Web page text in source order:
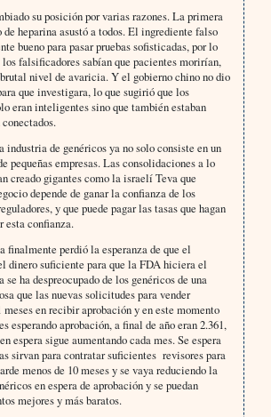
su posición por varias razones. La primera
de heparina asustó a todos. El ingrediente falso
bueno para pasar pruebas sofisticadas, por lo
falsificadores sabían que pacientes morirían,
nivel de avaricia. Y el gobierno chino no dio
que investigara, lo que sugirió que los
eran inteligentes sino que también estaban
industria de genéricos ya no solo consiste en un
pequeñas empresas. Las consolidaciones a lo
creado gigantes como la israelí Teva que
depende de ganar la confianza de los
y que puede pagar las tasas que hagan
esta confianza.
finalmente perdió la esperanza de que el
dinero suficiente para que la FDA hiciera el
ha despreocupado de los genéricos de una
que las nuevas solicitudes para vender
meses en recibir aprobación y en este momento
esperando aprobación, a final de año eran 2.361,
espera sigue aumentando cada mes. Se espera
sirvan para contratar suficientes revisores para
menos de 10 meses y se vaya reduciendo la
en espera de aprobación y se puedan
mejores y más baratos.